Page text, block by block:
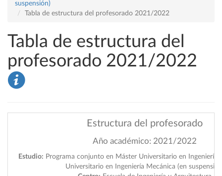
suspensión)
Tabla de estructura del profesorado 2021/2022
Tabla de estructura del
profesorado 2021/2022
Estructura del profesorado
Año académico: 2021/2022
Estudio: Programa conjunto en Máster Universitario en Ingeniería
Universitario en Ingeniería Mecánica (en